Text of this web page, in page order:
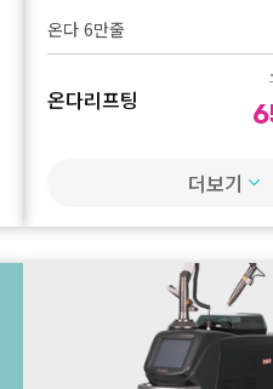
프리미엄 나드주사 1회
온다 6만줄
온다리프팅
1,090,000 원
더보기